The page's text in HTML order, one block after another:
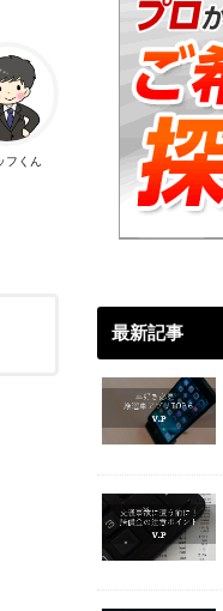
フくん
最新記事